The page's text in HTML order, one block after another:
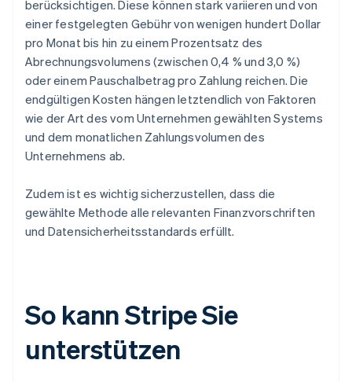
berücksichtigen. Diese können stark variieren und von
einer festgelegten Gebühr von wenigen hundert Dollar
pro Monat bis hin zu einem Prozentsatz des
Abrechnungsvolumens (zwischen 0,4 % und 3,0 %)
oder einem Pauschalbetrag pro Zahlung reichen. Die
endgültigen Kosten hängen letztendlich von Faktoren
wie der Art des vom Unternehmen gewählten Systems
und dem monatlichen Zahlungsvolumen des
Unternehmens ab.
Zudem ist es wichtig sicherzustellen, dass die
gewählte Methode alle relevanten Finanzvorschriften
und Datensicherheitsstandards erfüllt.
So kann Stripe Sie
unterstützen